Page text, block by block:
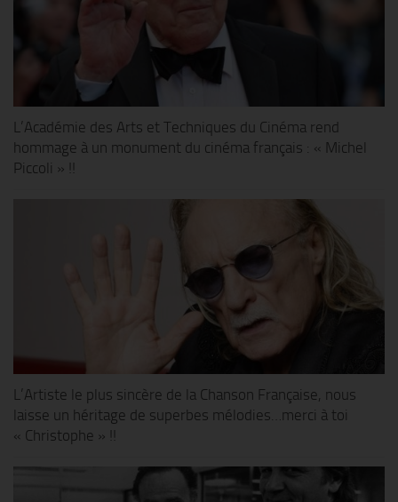
L’Académie des Arts et Techniques du Cinéma rend
hommage à un monument du cinéma français : « Michel
Piccoli » !!
L’Artiste le plus sincère de la Chanson Française, nous
laisse un héritage de superbes mélodies…merci à toi
« Christophe » !!